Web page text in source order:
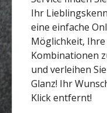
Ihr
eine einfache
Möglichkeit,
Kombinationen
und verleihen
Glanz! Ihr
Klick entfernt!